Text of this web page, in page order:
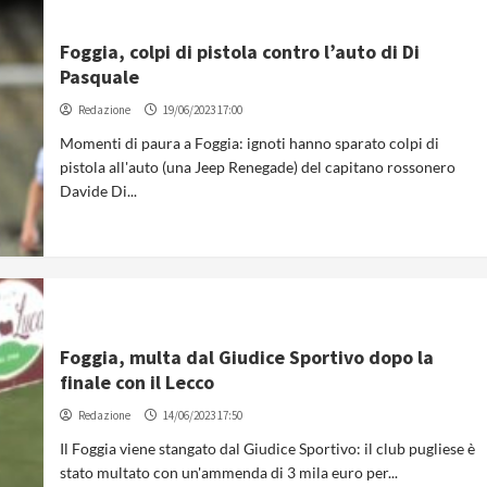
Foggia, colpi di pistola contro l’auto di Di
Pasquale
Redazione 19/06/2023 17:00
Momenti di paura a Foggia: ignoti hanno sparato colpi di
pistola all'auto (una Jeep Renegade) del capitano rossonero
Davide Di...
Foggia, multa dal Giudice Sportivo dopo la
finale con il Lecco
Redazione 14/06/2023 17:50
Il Foggia viene stangato dal Giudice Sportivo: il club pugliese è
stato multato con un'ammenda di 3 mila euro per...